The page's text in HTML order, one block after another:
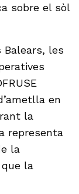
sobre el sòl
les
en
la
representa
la
la